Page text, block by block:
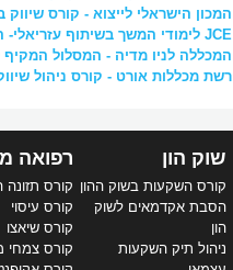
המכון הישראלי לייצוא - קורס שיווק
JCE לימודי המשך בשיתוף עזריאלי- המכללה האקדמית להנדסה ירושלים - קורס מנהלי שיווק באינטרנט
המכללה לניו מדיה - המסלול המקיף
רשת מכללות אורט - קורס ניהול
שוק הון
קורס השקעות בשוק ההון
הסבת אקדמאים לשוק
הון
ניהול תיק השקעות
רפואה
קורס תזונה
קורס עיסוי
קורס שיאצו
קורס צמחי